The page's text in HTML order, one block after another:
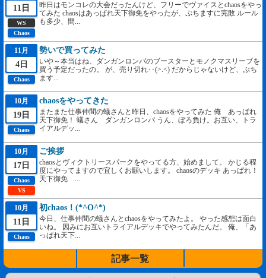
11日
WS
Chaos
昨日はモンコレの大会だったんけど、フリーでヴァイスとchaosをやっ
てみた chaosはあっぱれ天下御免をやったが、ぷちますに完敗 ルール
も多少、間...
11月
4日
Chaos
勢いで買ってみた
いや～本当はね、ダンガンロンパのブースターとモノクマスリーブを
買う予定だったの。 が、売り切れ‥(>.<) だからじゃないけど、ぷち
ます...
10月
19日
Chaos
chaosをやってきた
またまた仕事仲間の蟻さんと昨日、chaosをやってみた 俺 あっぱれ
天下御免！ 蟻さん ダンガンロンパ うん、ぼろ負け。お互い、トラ
イアルデッ...
10月
17日
Chaos
VS
ご挨拶
chaosとヴィクトリースパークをやってる方、始めまして。 かじる程
度にやってますので宜しくお願いします。 chaosのデッキ あっぱれ！
天下御免 ...
10月
11日
Chaos
初chaos！(*^O^*)
今日、仕事仲間の蟻さんとchaosをやってみたよ。 やった感想は面白
いね。 因みにお互いトライアルデッキでやってみたんだ。 俺、「あ
っぱれ天下...
記事一覧